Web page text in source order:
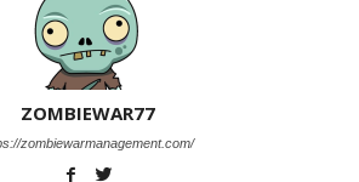
ZOMBIEWAR77
zombiewarmanagement.com/